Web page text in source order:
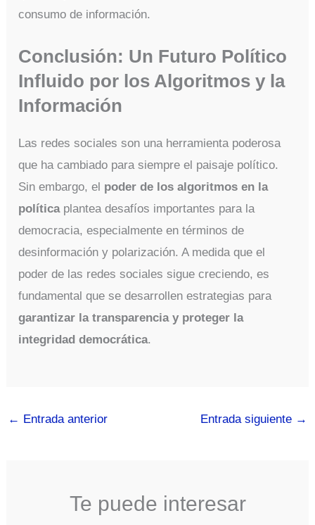
consumo de información.
Conclusión: Un Futuro Político
Influido por los Algoritmos y la
Información
Las redes sociales son una herramienta poderosa
que ha cambiado para siempre el paisaje político.
Sin embargo, el poder de los algoritmos en la
políticaplantea desafíos importantes para la
democracia, especialmente en términos de
desinformación y polarización. A medida que el
poder de las redes sociales sigue creciendo, es
fundamental que se desarrollen estrategias para
garantizar la transparencia y proteger la
integridad democrática.
← Entrada anterior Entrada siguiente →
Te puede interesar